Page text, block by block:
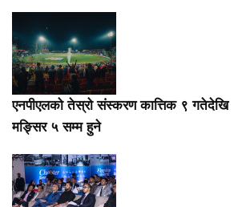
एनपीएलको तेस्रो संस्करण कात्तिक ९ गतेदेखि
मङ्सिर ५ सम्म हुने